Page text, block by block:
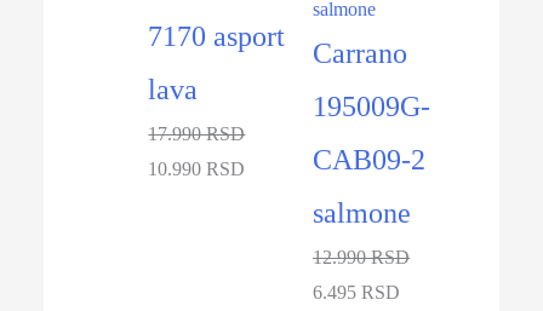
7170 asport
lava
17.990 RSD
10.990 RSD
Carrano
195009G-
CAB09-2
salmone
12.990 RSD
6.495 RSD